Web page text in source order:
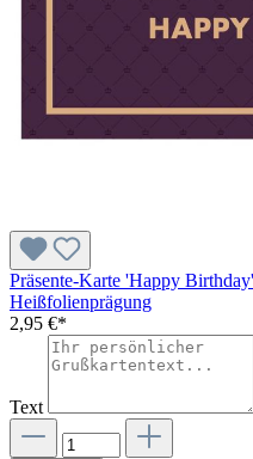
Präsente-Karte 'Happy
Heißfolienprägung
2,95 €*
Text